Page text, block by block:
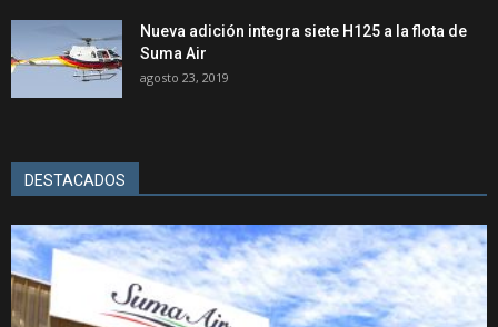
Nueva adición integra siete H125 a la flota de
Suma Air
agosto 23, 2019
DESTACADOS